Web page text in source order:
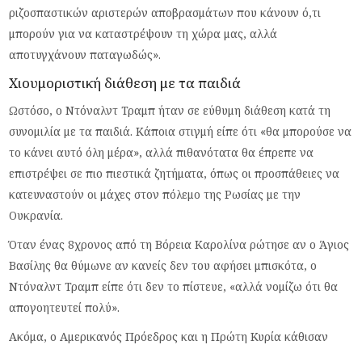
ριζοσπαστικών αριστερών αποβρασμάτων που κάνουν ό,τι
μπορούν για να καταστρέψουν τη χώρα μας, αλλά
αποτυγχάνουν παταγωδώς».
Χιουμοριστική διάθεση με τα παιδιά
Ωστόσο, ο Ντόναλντ Τραμπ ήταν σε εύθυμη διάθεση κατά τη
συνομιλία με τα παιδιά. Κάποια στιγμή είπε ότι «θα μπορούσε να
το κάνει αυτό όλη μέρα», αλλά πιθανότατα θα έπρεπε να
επιστρέψει σε πιο πιεστικά ζητήματα, όπως οι προσπάθειες να
κατευναστούν οι μάχες στον πόλεμο της Ρωσίας με την
Ουκρανία.
Όταν ένας 8χρονος από τη Βόρεια Καρολίνα ρώτησε αν ο Άγιος
Βασίλης θα θύμωνε αν κανείς δεν του αφήσει μπισκότα, ο
Ντόναλντ Τραμπ είπε ότι δεν το πίστευε, «αλλά νομίζω ότι θα
απογοητευτεί πολύ».
Ακόμα, ο Αμερικανός Πρόεδρος και η Πρώτη Κυρία κάθισαν